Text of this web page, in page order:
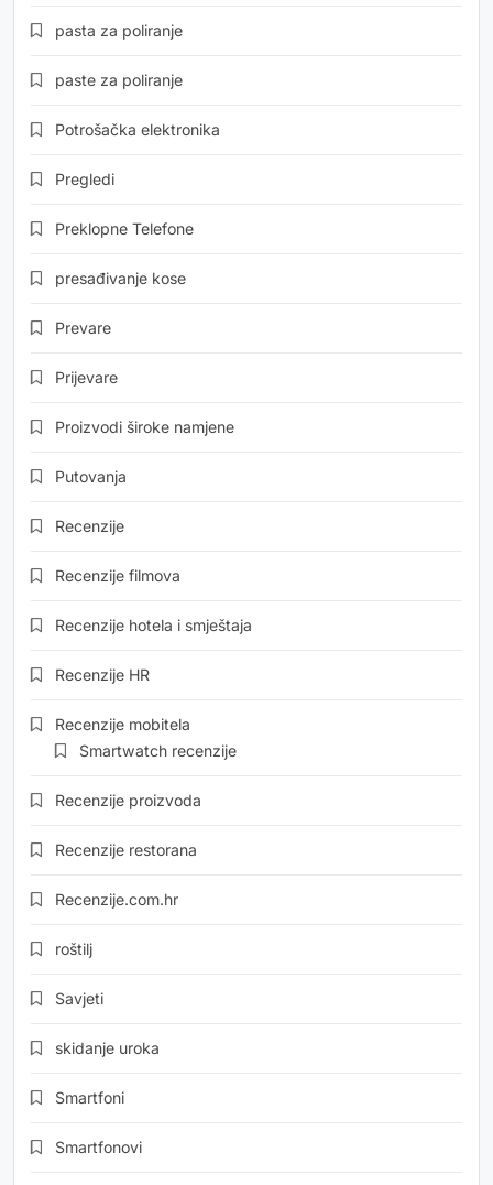
pasta za poliranje
paste za poliranje
Potrošačka elektronika
Pregledi
Preklopne Telefone
presađivanje kose
Prevare
Prijevare
Proizvodi široke namjene
Putovanja
Recenzije
Recenzije filmova
Recenzije hotela i smještaja
Recenzije HR
Recenzije mobitela
Smartwatch recenzije
Recenzije proizvoda
Recenzije restorana
Recenzije.com.hr
roštilj
Savjeti
skidanje uroka
Smartfoni
Smartfonovi